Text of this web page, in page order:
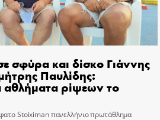
σφύρα και δίσκο Γιάννης
Παυλίδης:
ρίψεων το
Stoiximan πανελλήνιο πρωτάθλημα